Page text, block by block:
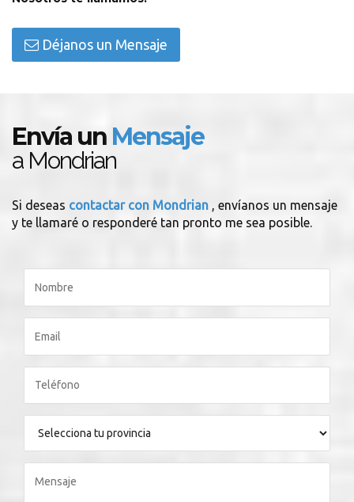
Déjanos un Mensaje
Envía un Mensaje
a Mondrian
Si deseas contactar con Mondrian , envíanos un mensaje
y te llamaré o responderé tan pronto me sea posible.